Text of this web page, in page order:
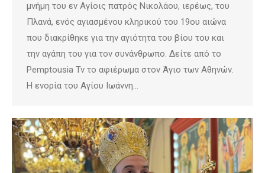
μνήμη του εν Αγίοις πατρός Νικολάου, ιερέως, του
Πλανά, ενός αγιασμένου κληρικού του 19ου αιώνα
που διακρίθηκε για την αγιότητα του βίου του και
την αγάπη του για τον συνάνθρωπο. Δείτε από το
Pemptousia Tv το αφιέρωμα στον Άγιο των Αθηνών.
Η ενορία του Αγίου Ιωάννη…